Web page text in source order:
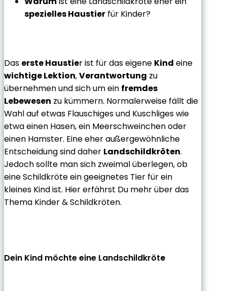
spezielles Haustier für Kinder?
Das erste Haustier ist für das eigene Kind eine
wichtige Lektion,Verantwortung zu
übernehmen und sich um ein fremdes
Lebewesen zu kümmern. Normalerweise fällt die
Wahl auf etwas Flauschiges und Kuschliges wie
etwa einen Hasen, ein Meerschweinchen oder
einen Hamster. Eine eher außergewöhnliche
Entscheidung sind daher Landschildkröten.
Jedoch sollte man sich zweimal überlegen, ob
eine Schildkröte ein geeignetes Tier für ein
kleines Kind ist. Hier erfährst Du mehr über das
Thema Kinder & Schildkröten.
Dein Kind möchte eine Landschildkröte